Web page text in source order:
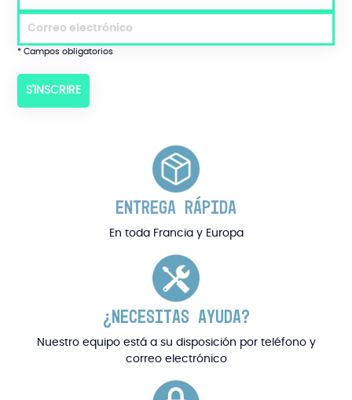
* Campos obligatorios
ENTREGA RÁPIDA
En toda Francia y Europa
¿NECESITAS AYUDA?
Nuestro equipo está a su disposición por teléfono y
correo electrónico